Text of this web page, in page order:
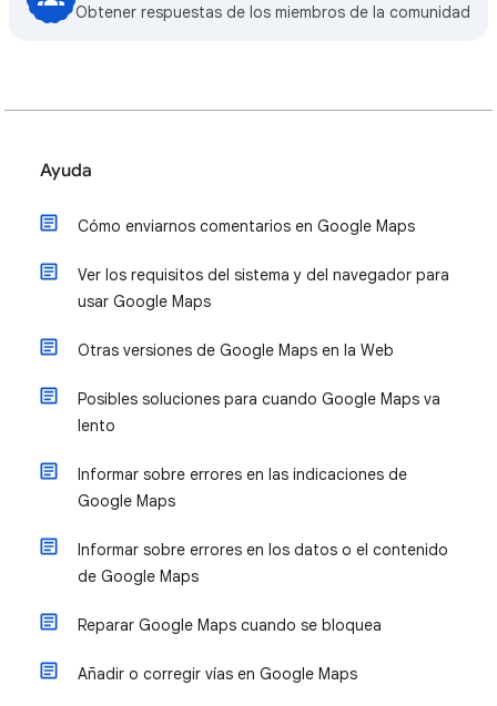
Obtener respuestas de los miembros de la comunidad
Ayuda
Cómo enviarnos comentarios en Google Maps
Ver los requisitos del sistema y del navegador para
usar Google Maps
Otras versiones de Google Maps en la Web
Posibles soluciones para cuando Google Maps va
lento
Informar sobre errores en las indicaciones de
Google Maps
Informar sobre errores en los datos o el contenido
de Google Maps
Reparar Google Maps cuando se bloquea
Añadir o corregir vías en Google Maps